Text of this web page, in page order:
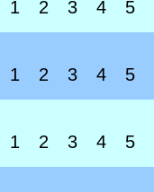
1 2 3 4 5
1 2 3 4 5
1 2 3 4 5